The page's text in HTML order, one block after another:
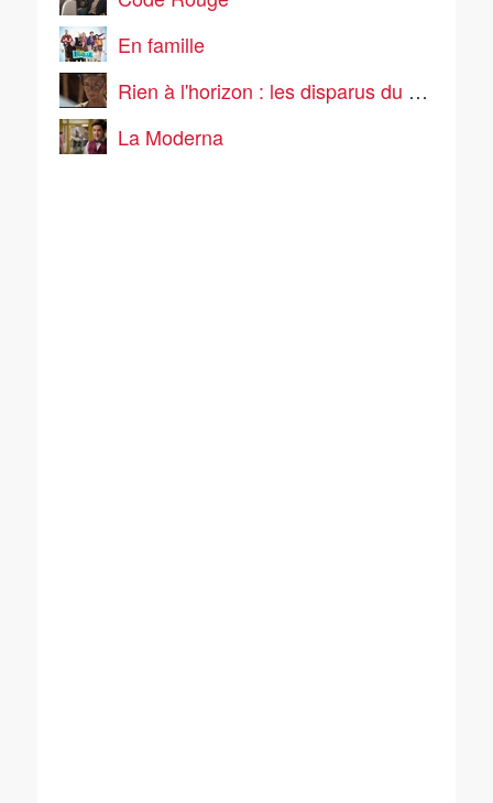
En famille
Rien à l'horizon : les disparus du vol 281
La Moderna